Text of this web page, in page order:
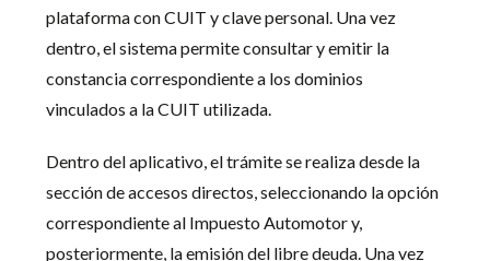
plataforma con CUIT y clave personal. Una vez
dentro, el sistema permite consultar y emitir la
constancia correspondiente a los dominios
vinculados a la CUIT utilizada.
Dentro del aplicativo, el trámite se realiza desde la
sección de accesos directos, seleccionando la opción
correspondiente al Impuesto Automotor y,
posteriormente, la emisión del libre deuda. Una vez